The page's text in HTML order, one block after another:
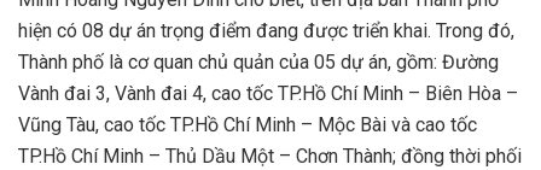
hiện có 08 dự án trọng điểm đang được triển khai. Trong đó,
Thành phố là cơ quan chủ quản của 05 dự án, gồm: Đường
Vành đai 3, Vành đai 4, cao tốc TP.Hồ Chí Minh – Biên Hòa –
Vũng Tàu, cao tốc TP.Hồ Chí Minh – Mộc Bài và cao tốc
TP.Hồ Chí Minh – Thủ Dầu Một – Chơn Thành; đồng thời phối